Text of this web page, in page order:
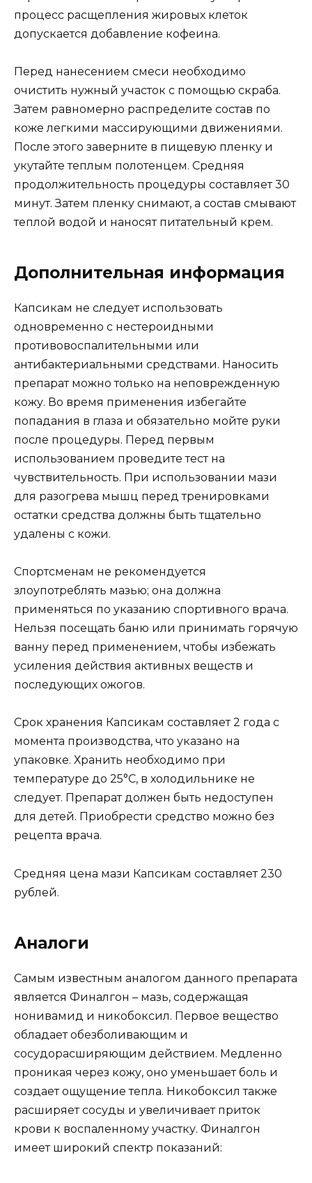
процесс расщепления жировых клеток
допускается добавление кофеина.
Перед нанесением смеси необходимо
очистить нужный участок с помощью скраба.
Затем равномерно распределите состав по
коже легкими массирующими движениями.
После этого заверните в пищевую пленку и
укутайте теплым полотенцем. Средняя
продолжительность процедуры составляет 30
минут. Затем пленку снимают, а состав смывают
теплой водой и наносят питательный крем.
Дополнительная информация
Капсикам не следует использовать
одновременно с нестероидными
противовоспалительными или
антибактериальными средствами. Наносить
препарат можно только на неповрежденную
кожу. Во время применения избегайте
попадания в глаза и обязательно мойте руки
после процедуры. Перед первым
использованием проведите тест на
чувствительность. При использовании мази
для разогрева мышц перед тренировками
остатки средства должны быть тщательно
удалены с кожи.
Спортсменам не рекомендуется
злоупотреблять мазью; она должна
применяться по указанию спортивного врача.
Нельзя посещать баню или принимать горячую
ванну перед применением, чтобы избежать
усиления действия активных веществ и
последующих ожогов.
Срок хранения Капсикам составляет 2 года с
момента производства, что указано на
упаковке. Хранить необходимо при
температуре до 25°C, в холодильнике не
следует. Препарат должен быть недоступен
для детей. Приобрести средство можно без
рецепта врача.
Средняя цена мази Капсикам составляет 230
рублей.
Аналоги
Самым известным аналогом данного препарата
является Финалгон – мазь, содержащая
нонивамид и никобоксил. Первое вещество
обладает обезболивающим и
сосудорасширяющим действием. Медленно
проникая через кожу, оно уменьшает боль и
создает ощущение тепла. Никобоксил также
расширяет сосуды и увеличивает приток
крови к воспаленному участку. Финалгон
имеет широкий спектр показаний: